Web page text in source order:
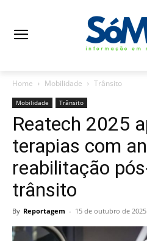
Home Mobilidade Trânsito
Mobilidade Trânsito
Reatech 2025
terapias com
reabilitação
trânsito
By Reportagem - 15 de outubro de 2025